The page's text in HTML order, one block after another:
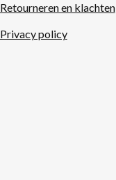
Retourneren en klachten
Privacy policy